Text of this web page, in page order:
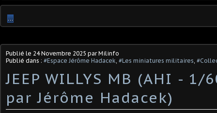
…
Publié le 24 Novembre 2025 par Milinfo
Publié dans : #Espace Jérôme Hadacek, #Les miniatures militaires,
JEEP WILLYS MB (AHI - 1/
par Jérôme Hadacek) ​